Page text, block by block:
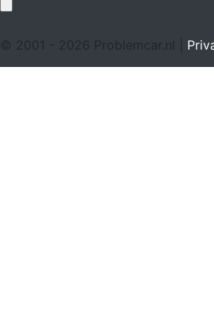
© 2001 - 2026 Problemcar.nl |